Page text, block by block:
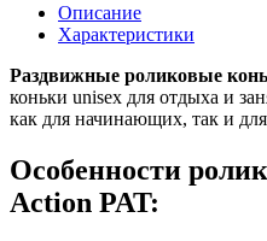
Описание
Характеристики
Раздвижные роликовые
коньки unisex для отдыха и
как для начинающих, так и
Особенности
Action PAT: